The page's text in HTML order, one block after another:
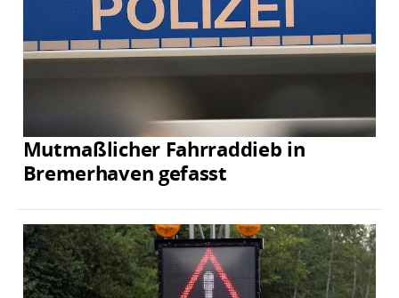
Mutmaßlicher Fahrraddieb in
Bremerhaven gefasst